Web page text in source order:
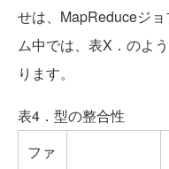
せは、MapReduceジ
ム中では、表X．のよ
ります。
表4．型の整合性
ファ